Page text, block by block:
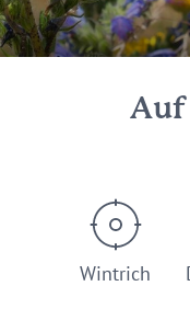
Auf
Wintrich